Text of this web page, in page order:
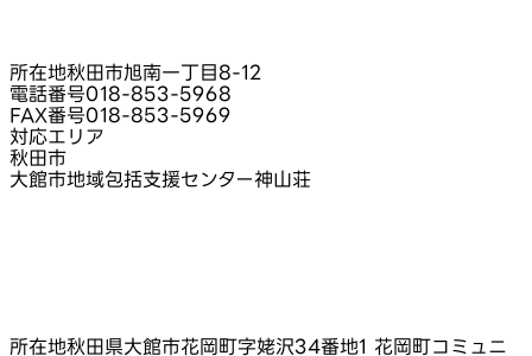
所在地秋田市旭南一丁目8‑12
電話番号018-853-5968
FAX番号018-853-5969
対応エリア
秋田市
大館市地域包括支援センター神山荘
所在地秋田県大館市花岡町字姥沢34番地1 花岡町コミュニ